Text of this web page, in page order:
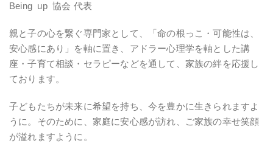
Being up 協会 代表
親と子の心を繋ぐ専門家として、「命の根っこ・可能性は、
安心感にあり」を軸に置き、アドラー心理学を軸とした講
座・子育て相談・セラピーなどを通して、家族の絆を応援し
ております。
子どもたちが未来に希望を持ち、今を豊かに生きられますよ
うに。そのために、家庭に安心感が訪れ、ご家族の幸せ笑顔
が溢れますように。